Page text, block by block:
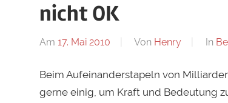
nicht OK
Am 17. Mai 2010 Von Henry In
Beim Aufeinanderstapeln von
gerne einig, um Kraft und Bedeutung